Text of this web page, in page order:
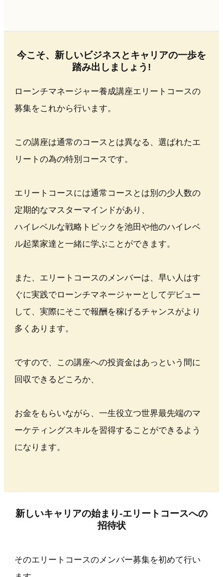
今こそ、新しいビジネスとキャリアの一歩を
踏み出しましょう!
ローンチマネージャー養成講座エリートコースの
募集をこれから行います。
この講座は通常のコースとは異なる、選ばれたエ
リートの為の特別コースです。
エリートコースには通常コースとは別の少人数の
定期的なマスターマインドがあり、
ハイレベルな戦略トピックを池田や他のハイレベ
ル起業家達と一緒に学ぶことができます。
また、エリートコースのメンバーは、早い人はす
ぐに実践でローンチマネージャーとしてデビュー
して、実際にそこで報酬を稼げるチャンスがより
多くあります。
ですので、この講座への投資金はあっという間に
回収できるどころか、
お金をもらいながら、一生役立つ世界最先端のマ
ーケティングスキルを習得することができるよう
になります。
新しいキャリアの始まり-エリートコースへの
招待状
そのエリートコースのメンバー募集を初めて行い